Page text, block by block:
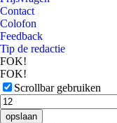
Contact
Colofon
Feedback
Tip de redactie
FOK!
FOK!
Scrollbar gebruiken
opslaan